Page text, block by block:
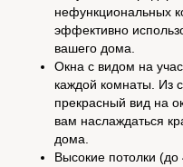
нефункциональных
эффективно
вашего дома.
Окна с видом на
каждой комнаты. Из
прекрасный вид на
вам наслаждаться
дома.
Высокие потолки (до
на
в 2026
Общая готовность к